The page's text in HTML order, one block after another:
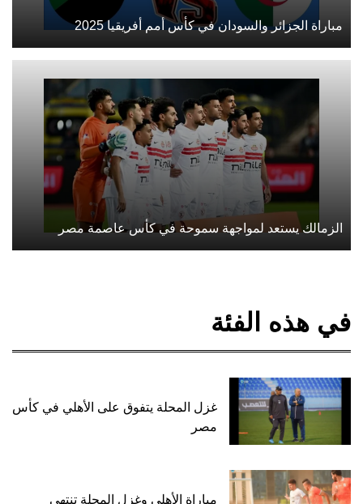
مباراة الجزائر والسودان في كأس أمم أفريقيا 2025
الزمالك يستعد لمواجهة سموحة في كأس عاصمة مصر
في هذه الفئة
غزل المحلة يتفوق على الأهلي في كأس
مصر
مباراة الأهلي وغزل المحلة تنتهي